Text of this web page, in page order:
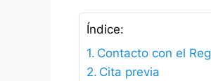
Índice:
Contacto con el
Cita previa